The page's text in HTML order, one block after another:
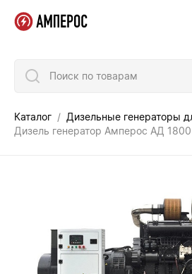
Поиск по товарам
Каталог
Дизельные генераторы
Дизель генератор Амперос АД